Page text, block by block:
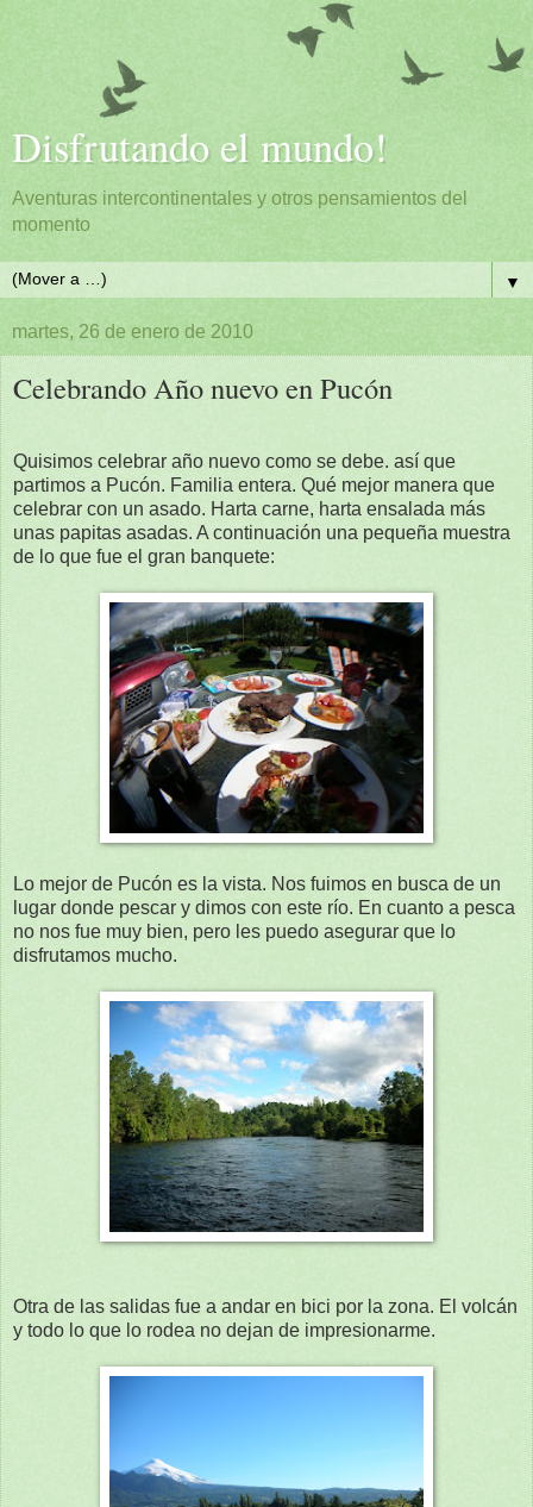
Disfrutando el mundo!
Aventuras intercontinentales y otros pensamientos del
momento
▼
martes, 26 de enero de 2010
Celebrando Año nuevo en Pucón
Quisimos celebrar año nuevo como se debe. así que
partimos a Pucón. Familia entera. Qué mejor manera que
celebrar con un asado. Harta carne, harta ensalada más
unas papitas asadas. A continuación una pequeña muestra
de lo que fue el gran banquete:
Lo mejor de Pucón es la vista. Nos fuimos en busca de un
lugar donde pescar y dimos con este río. En cuanto a pesca
no nos fue muy bien, pero les puedo asegurar que lo
disfrutamos mucho.
Otra de las salidas fue a andar en bici por la zona. El volcán
y todo lo que lo rodea no dejan de impresionarme.